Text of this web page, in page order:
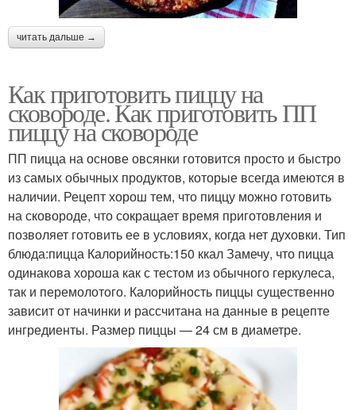
читать дальше →
Как приготовить пиццу на
сковороде. Как приготовить ПП
пиццу на сковороде
ПП пицца на основе овсянки готовится просто и быстро
из самых обычных продуктов, которые всегда имеются в
наличии. Рецепт хорош тем, что пиццу можно готовить
на сковороде, что сокращает время приготовления и
позволяет готовить ее в условиях, когда нет духовки. Тип
блюда:пицца Калорийность:150 ккал Замечу, что пицца
одинакова хороша как с тестом из обычного геркулеса,
так и перемолотого. Калорийность пиццы существенно
зависит от начинки и рассчитана на данные в рецепте
ингредиенты. Размер пиццы — 24 см в диаметре.